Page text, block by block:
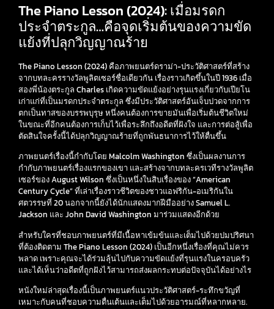
The Piano Lesson (2024): เมื่อมรดก
ประจำตระกูล…คือจุดเริ่มต้นของความขัด
แย้งที่ปลุกวิญญาณร้าย
The Piano Lesson (2024) คือภาพยนตร์ดราม่า-ประวัติศาสตร์ที่สร้าง
จากบทละครรางวัลพูลิตเซอร์ชื่อเดียวกัน เรื่องราวเกิดขึ้นในปี 1936 เมื่อ
สองพี่น้องตระกูล Charles เกิดความขัดแย้งอย่างรุนแรงเกี่ยวกับเปียโน
เก่าแก่ที่เป็นมรดกประจำตระกูล ซึ่งมีประวัติศาสตร์อันเจ็บปวดจากการ
ตกเป็นทาสของบรรพบุรุษ หนึ่งคนต้องการขายมันเพื่อเริ่มต้นชีวิตใหม่
ในขณะที่อีกคนต้องการเก็บไว้เพื่อระลึกถึงอดีตที่ฝังใจ และการต่อสู้เพื่อ
ตัดสินใจครั้งนี้ได้ปลุกวิญญาณร้ายที่ถูกพันธนาการไว้ให้ตื่นขึ้น
ภาพยนตร์เรื่องนี้กำกับโดย Malcolm Washington ซึ่งเป็นผลงานการ
กำกับภาพยนตร์เรื่องแรกของเขา และสร้างจากบทละครเวทีรางวัลพูลิต
เซอร์ของ August Wilson ซึ่งเป็นหนึ่งในสิบเรื่องของ “American
Century Cycle” ที่เล่าเรื่องราวชีวิตของชาวแอฟริกัน-อเมริกันใน
ศตวรรษที่ 20 นอกจากนี้ยังได้นักแสดงมากฝีมืออย่าง Samuel L.
Jackson และ John David Washington มาร่วมแสดงอีกด้วย
สำหรับใครที่ชอบภาพยนตร์ที่มีเนื้อหาเข้มข้นและเต็มไปด้วยปมปริศนา
ที่ต้องติดตาม The Piano Lesson (2024) เป็นอีกหนึ่งเรื่องที่คุณไม่ควร
พลาด เพราะคุณจะได้ร่วมลุ้นไปกับความขัดแย้งที่รุนแรงในครอบครัว
และได้เห็นว่าอดีตที่ถูกฝังไว้สามารถส่งผลกระทบต่อปัจจุบันได้อย่างไร
หนังใหม่ล่าสุดเรื่องนี้เป็นภาพยนตร์แนวประวัติศาสตร์-ระทึกขวัญที่
เหมาะกับคนที่ชอบความตื่นเต้นและเต็มไปด้วยอารมณ์ที่หลากหลาย.